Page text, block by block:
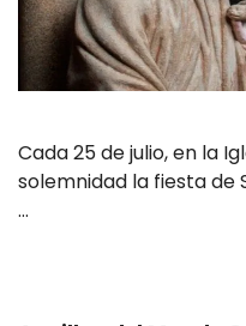
Cada 25 de julio, en la
solemnidad la fiesta de
…